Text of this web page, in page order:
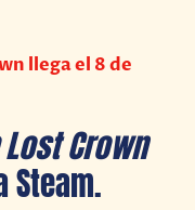
llega el 8 de
Crown
Steam.